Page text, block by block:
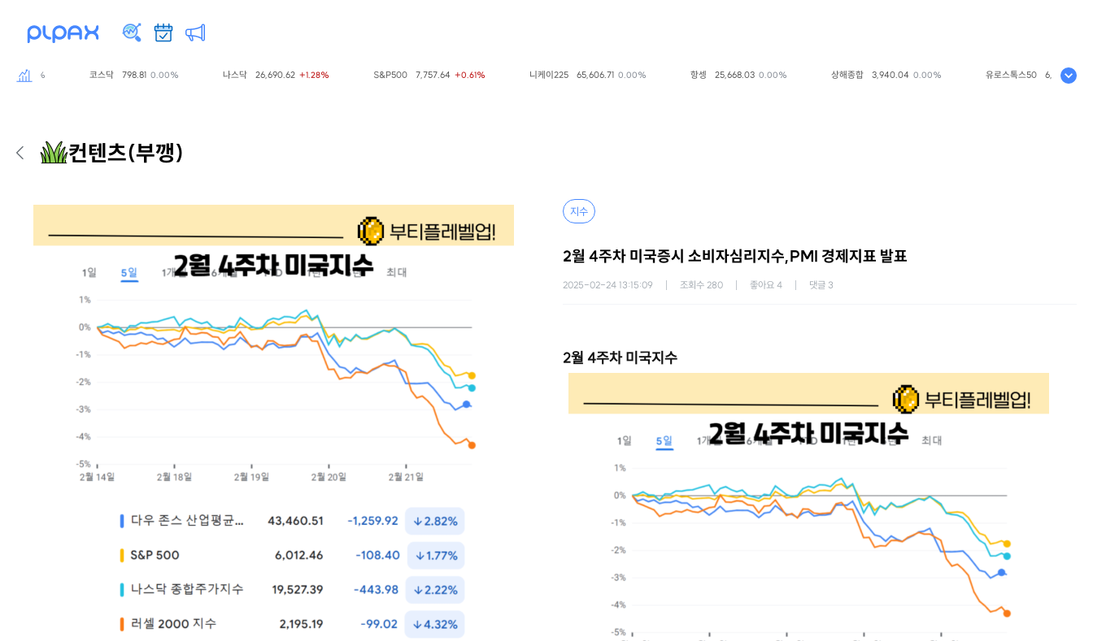
코스닥 798.81 0.00% 나스닥 26,690.62 +1.28% S&P500 7,757.64 +0.61% 니케이225 65,606.71 0.00% 25,668.03 0.00% 상해종합 3,940.04 0.00% 유로스톡스50 6,523.86
컨텐츠(부깽)
지수
2월 4주차 미국증시 소비자심리지수,PMI 경제지표 발표
2025-02-24 13:15:09 조회수 280 좋아요 4 댓글 3
2월 4주차 미국지수